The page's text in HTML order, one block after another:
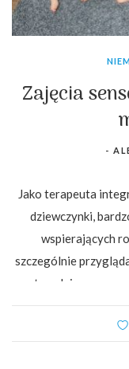
Zajęcia
-
Jako terapeuta
dziewczynki,
wspierających
szczególnie
stymulującym
których